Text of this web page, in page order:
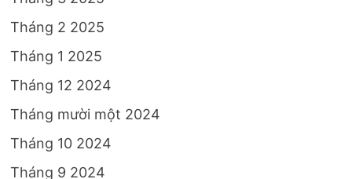
Tháng 2 2025
Tháng 1 2025
Tháng 12 2024
Tháng mười một 2024
Tháng 10 2024
Tháng 9 2024